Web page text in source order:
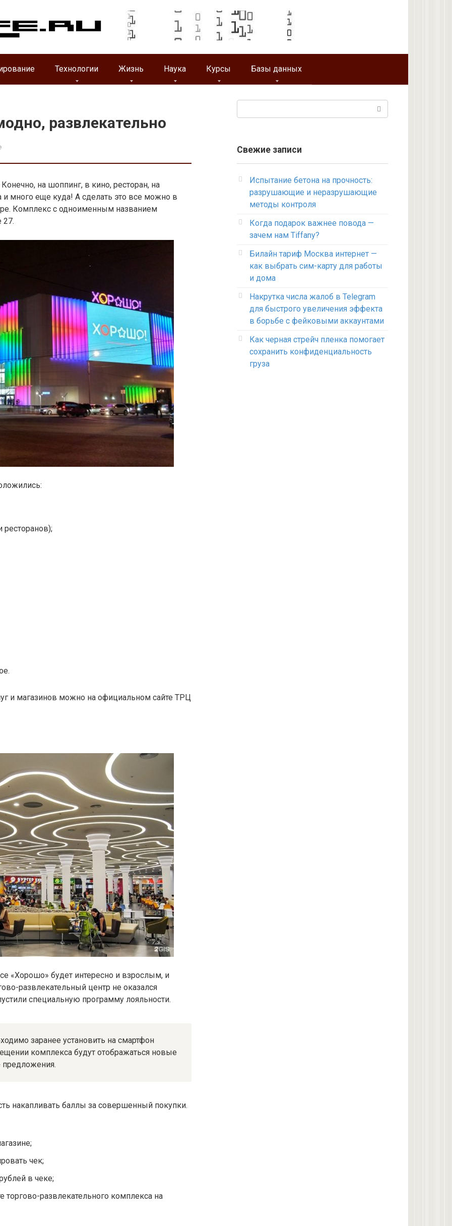
Технологии Жизнь Наука Курсы Базы данных
развлекательно
на шоппинг, в кино, ресторан, на
много еще куда! А сделать это все можно в
Комплекс с одноименным названием
27.
ресторанов);
и магазинов можно на официальном сайте ТРЦ
«Хорошо» будет интересно и взрослым, и
развлекательный центр не оказался
специальную программу лояльности.
заранее установить на смартфон
комплекса будут отображаться новые
предложения.
накапливать баллы за совершенный покупки.
чек;
в чеке;
развлекательного комплекса на
Свежие записи
Испытание бетона на прочность:
разрушающие и неразрушающие
методы контроля
Когда подарок важнее повода —
зачем нам Tiffany?
Билайн тариф Москва интернет —
как выбрать сим-карту для работы
и дома
Накрутка числа жалоб в Telegram
для быстрого увеличения эффекта
в борьбе с фейковыми аккаунтами
Как черная стрейч пленка помогает
сохранить конфиденциальность
груза